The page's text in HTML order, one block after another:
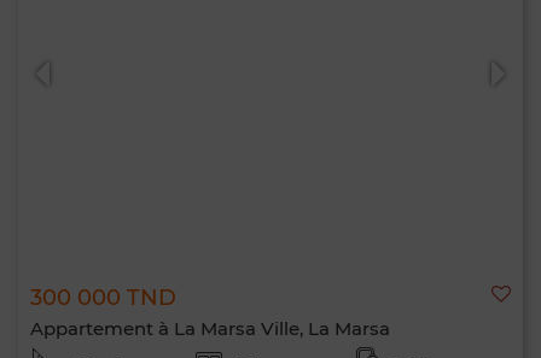
300 000 TND
Appartement à La Marsa Ville, La Marsa